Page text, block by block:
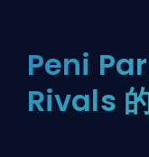
Peni
Rivals